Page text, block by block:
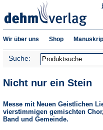
Wir über uns Shop
Suche:
Nicht nur ein Stein
Messe mit Neuen Geistlichen
vierstimmigen gemischten
Band und Gemeinde.